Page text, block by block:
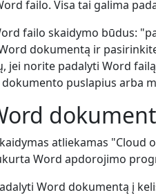
failo. Visa tai galima
failo skaidymo būdus:
dokumentą ir
jei norite padalyti Word
puslapius arba
atliekamas
Word apdorojimo
Word dokumentą į